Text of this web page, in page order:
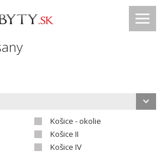
Košice - okolie
Košice II
Košice IV